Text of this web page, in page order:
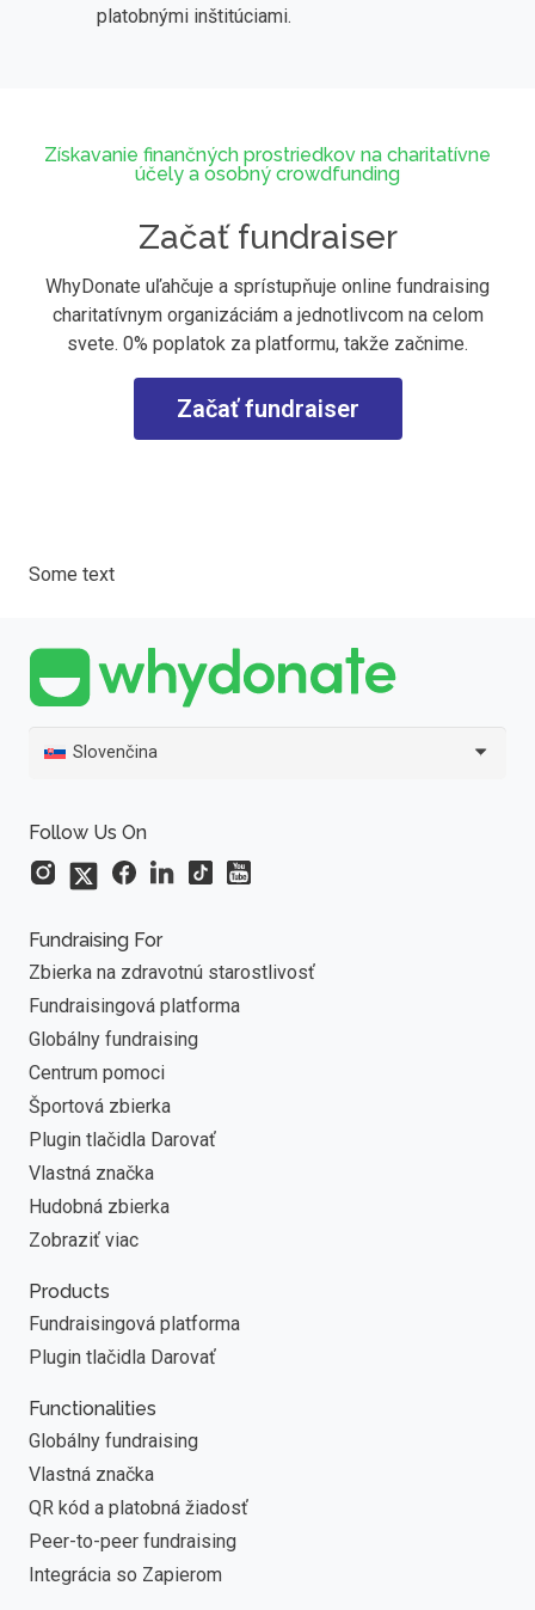
platobnými inštitúciami.
Získavanie finančných prostriedkov na charitatívne
účely a osobný crowdfunding
Začať fundraiser
WhyDonate uľahčuje a sprístupňuje online fundraising
charitatívnym organizáciám a jednotlivcom na celom
svete. 0% poplatok za platformu, takže začnime.
Začať fundraiser
Some text
Slovenčina
Follow Us On
Fundraising For
Zbierka na zdravotnú starostlivosť
Fundraisingová platforma
Globálny fundraising
Centrum pomoci
Športová zbierka
Plugin tlačidla Darovať
Vlastná značka
Hudobná zbierka
Zobraziť viac
Products
Fundraisingová platforma
Plugin tlačidla Darovať
Functionalities
Globálny fundraising
Vlastná značka
QR kód a platobná žiadosť
Peer-to-peer fundraising
Integrácia so Zapierom